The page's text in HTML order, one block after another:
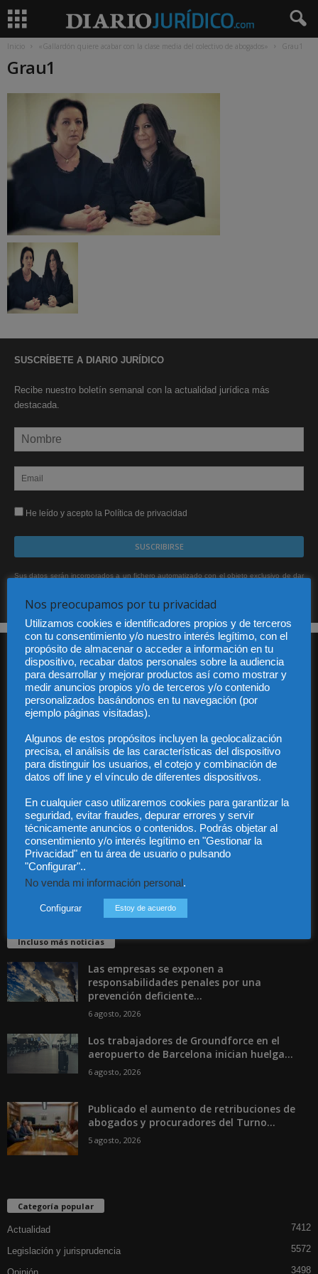
Inicio «Gallardón quiere acabar con la clase media del colectivo de abogados» Grau1
Grau1
SUSCRÍBETE A DIARIO JURÍDICO
Recibe nuestro boletín semanal con la actualidad jurídica más
destacada.
He leído y acepto la Política de privacidad
Sus datos serán incorporados a un fichero automatizado con el objeto exclusivo de dar
Quiénes somos
Legal
Privacidad
Guía Colaboradores
Contáctanos:info@diariojuridico.com
Incluso más noticias
Las empresas se exponen a
responsabilidades penales por una
prevención deficiente...
6 agosto, 2026
Los trabajadores de Groundforce en el
aeropuerto de Barcelona inician huelga...
6 agosto, 2026
Publicado el aumento de retribuciones de
abogados y procuradores del Turno...
5 agosto, 2026
Categoría popular
Actualidad 7412
Legislación y jurisprudencia 5572
3498
Nos preocupamos por tu privacidad
Utilizamos cookies e identificadores propios y de terceros
con tu consentimiento y/o nuestro interés legítimo, con el
propósito de almacenar o acceder a información en tu
dispositivo, recabar datos personales sobre la audiencia
para desarrollar y mejorar productos así como mostrar y
medir anuncios propios y/o de terceros y/o contenido
personalizados basándonos en tu navegación (por
ejemplo páginas visitadas).
Algunos de estos propósitos incluyen la geolocalización
precisa, el análisis de las características del dispositivo
para distinguir los usuarios, el cotejo y combinación de
datos off line y el vínculo de diferentes dispositivos.
En cualquier caso utilizaremos cookies para garantizar la
seguridad, evitar fraudes, depurar errores y servir
técnicamente anuncios o contenidos. Podrás objetar al
consentimiento y/o interés legítimo en "Gestionar la
Privacidad" en tu área de usuario o pulsando
"Configurar"..
No venda mi información personal.
Configurar Estoy de acuerdo